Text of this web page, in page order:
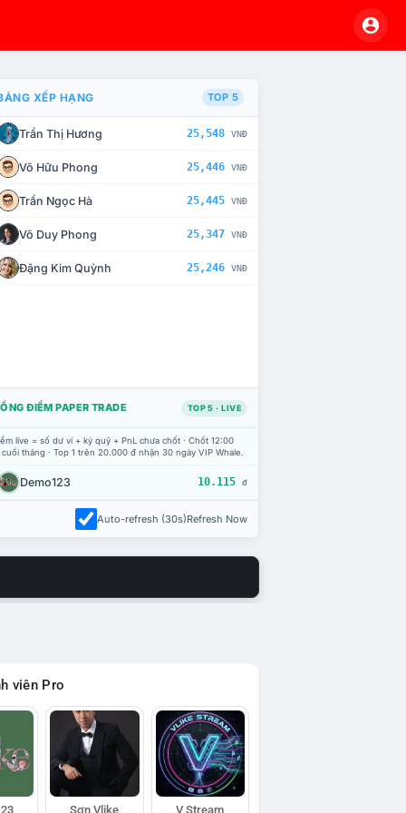
CHẾ TÀI XỬ LÝ VI PHẠM
XẾP HẠNG TOP 5
Trần Thị Hương 25,548 VNĐ
Võ Hữu Phong 25,446 VNĐ
Trần Ngọc Hà 25,445 VNĐ
Võ Duy Phong 25,347 VNĐ
Đặng Kim Quỳnh 25,246 VNĐ
ĐIỂM PAPER TRADE TOP 5 · LIVE
live = số dư ví + ký quỹ + PnL chưa chốt · Chốt 12:00
tháng · Top 1 trên 20.000 đ nhận 30 ngày VIP Whale.
Demo123 10.115 đ
Auto-refresh (30s)Refresh Now
viên Pro
Sơn Vlike V Stream